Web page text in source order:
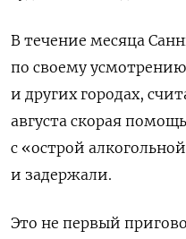
В течение месяца
по своему
и других городах,
августа скорая
с «острой
и задержали.
Это не первый